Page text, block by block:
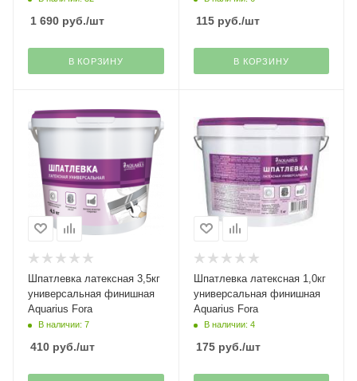
1 690 руб./шт
В КОРЗИНУ
115руб./шт
В КОРЗИНУ
Шпатлевка латексная 3,5кг
универсальная финишная
Aquarius Fora
В наличии: 7
410 руб./шт
Шпатлевка латексная 1,0кг
универсальная финишная
Aquarius Fora
В наличии: 4
175руб./шт